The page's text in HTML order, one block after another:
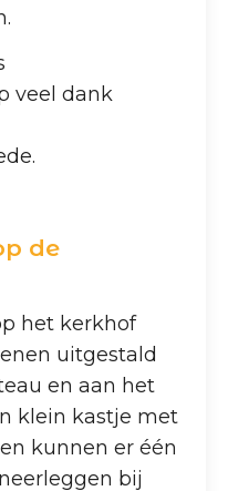
veel dank
de
het kerkhof
uitgestald
en aan het
klein kastje met
kunnen er één
bij